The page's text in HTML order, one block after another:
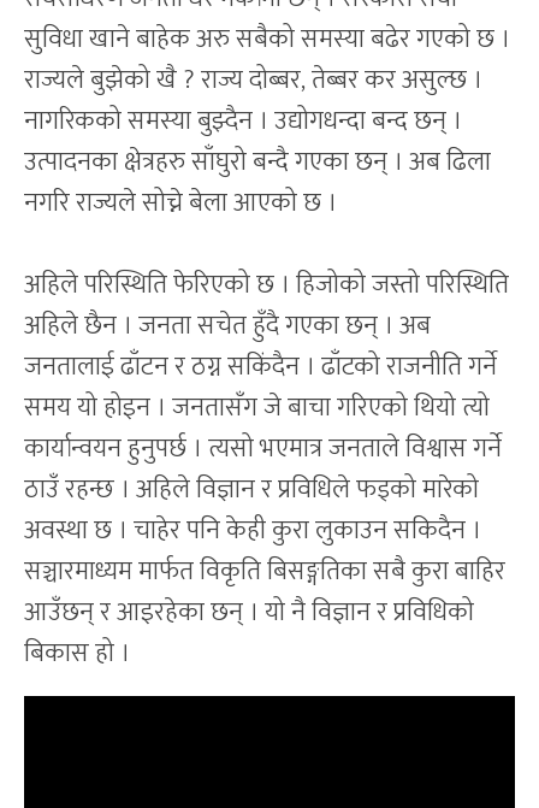
सुविधा खाने बाहेक अरु सबैको समस्या बढेर गएको छ ।
राज्यले बुझेको खै ? राज्य दोब्बर, तेब्बर कर असुल्छ ।
नागरिकको समस्या बुझ्दैन । उद्योगधन्दा बन्द छन् ।
उत्पादनका क्षेत्रहरु साँघुरो बन्दै गएका छन् । अब ढिला
नगरि राज्यले सोच्ने बेला आएको छ ।
अहिले परिस्थिति फेरिएको छ । हिजोको जस्तो परिस्थिति
अहिले छैन । जनता सचेत हुँदै गएका छन् । अब
जनतालाई ढाँटन र ठग्न सकिंदैन । ढाँटको राजनीति गर्ने
समय यो होइन । जनतासँग जे बाचा गरिएको थियो त्यो
कार्यान्वयन हुनुपर्छ । त्यसो भएमात्र जनताले विश्वास गर्ने
ठाउँ रहन्छ । अहिले विज्ञान र प्रविधिले फड्को मारेको
अवस्था छ । चाहेर पनि केही कुरा लुकाउन सकिदैन ।
सञ्चारमाध्यम मार्फत विकृति बिसङ्गतिका सबै कुरा बाहिर
आउँछन् र आइरहेका छन् । यो नै विज्ञान र प्रविधिको
बिकास हो ।